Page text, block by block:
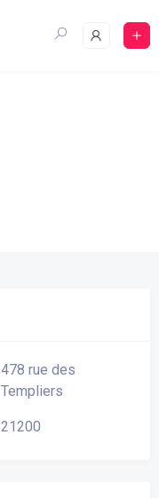
478 rue des
Templiers
21200